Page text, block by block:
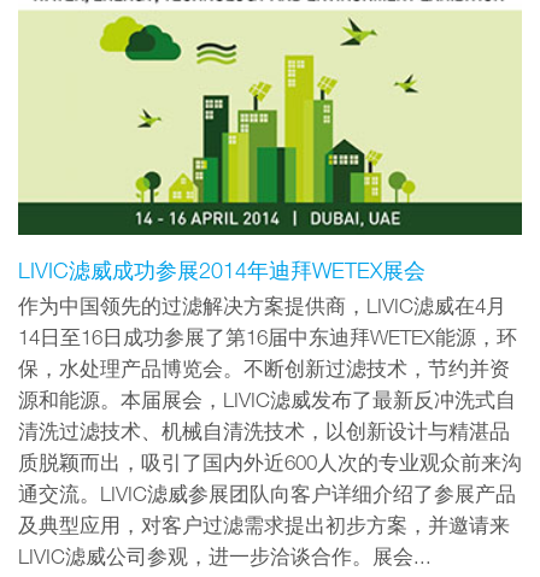
LIVIC滤威成功参展2014年迪拜WETEX展会
作为中国领先的过滤解决方案提供商，LIVIC滤威在4月
14日至16日成功参展了第16届中东迪拜WETEX能源，环
保，水处理产品博览会。不断创新过滤技术，节约并资
源和能源。本届展会，LIVIC滤威发布了最新反冲洗式自
清洗过滤技术、机械自清洗技术，以创新设计与精湛品
质脱颖而出，吸引了国内外近600人次的专业观众前来沟
通交流。LIVIC滤威参展团队向客户详细介绍了参展产品
及典型应用，对客户过滤需求提出初步方案，并邀请来
LIVIC滤威公司参观，进一步洽谈合作。展会...